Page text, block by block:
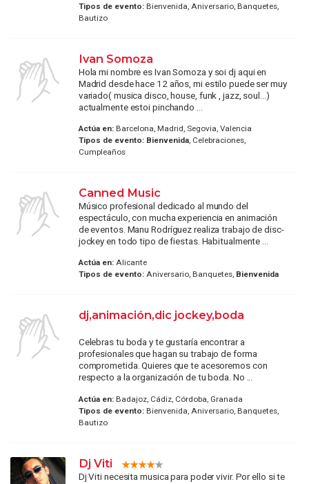
Tipos de evento:Bienvenida, Aniversario, Banquetes,
Bautizo
Ivan Somoza
Hola mi nombre es Ivan Somoza y soi dj aqui en
Madrid desde hace 12 años, mi estilo puede ser muy
variado( musica disco, house, funk , jazz, soul...)
actualmente estoi pinchando ...
Actúa en:Barcelona, Madrid, Segovia, Valencia
Tipos de evento: Bienvenida, Celebraciones,
Cumpleaños
Canned Music
Músico profesional dedicado al mundo del
espectáculo, con mucha experiencia en animación
de eventos. Manu Rodríguez realiza trabajo de disc-
jockey en todo tipo de fiestas. Habitualmente ...
Actúa en:Alicante
Tipos de evento:Aniversario, Banquetes, Bienvenida
dj,animación,dic jockey,boda
Celebras tu boda y te gustaría encontrar a
profesionales que hagan su trabajo de forma
comprometida. Quieres que te acesoremos con
respecto a la organización de tu boda. No ...
Actúa en:Badajoz, Cádiz, Córdoba, Granada
Tipos de evento:Bienvenida, Aniversario, Banquetes,
Bautizo
Dj Viti
Dj Viti necesita musica para poder vivir. Por ello si te